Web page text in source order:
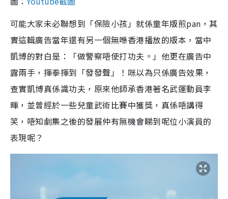
可能大家未必聯想到「保險小孩」就係童年版煎pan，其
實這輯廣告當年還有另一個無喺香港播放的版本，當中
凱博的對白是：「做警察唔使打功夫。」他更在廣告中
露兩手，揮拳揮到「發發聲」！咪以為只係廣告效果，
查實凱博真係識功夫，原來他師承香港著名武運動員李
暉，並曾經於一些兒童武術比賽中獲獎，真係唔講得
笑，唔知劇集之後的發展仲有無機會睇到呢位小演員的
表現呢？